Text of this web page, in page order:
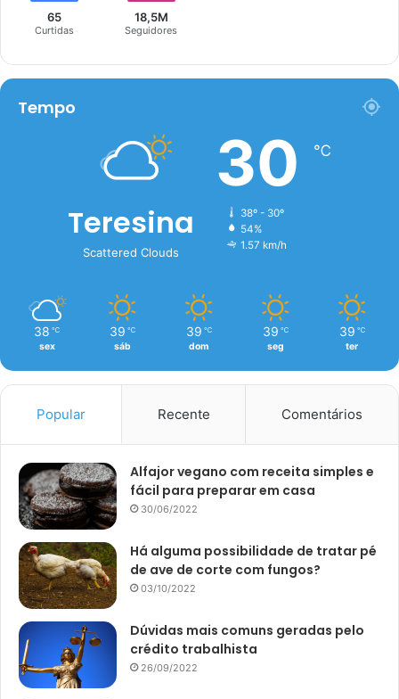
65
Curtidas
18,5M
Seguidores
Tempo
Teresina
Scattered Clouds
30 ℃
38º - 30º
54%
1.57 km/h
38 ℃
sex
39 ℃
sáb
39 ℃
dom
39 ℃
seg
39 ℃
ter
Popular Recente Comentários
Alfajor vegano com receita simples e
fácil para preparar em casa
30/06/2022
Há alguma possibilidade de tratar pé
de ave de corte com fungos?
03/10/2022
Dúvidas mais comuns geradas pelo
crédito trabalhista
26/09/2022